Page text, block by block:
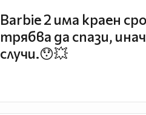
Barbie 2 има краен
трябва да спази,
случи.😯💥